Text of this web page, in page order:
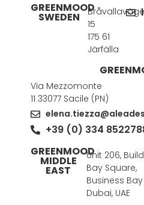
GREENMOOD
SWEDEN
15
175 61
Järfälla
Via Mezzomonte
11 33077 Sacile (PN)
+39 (0) 334
GREENMOOD
MIDDLE
EAST
Unit 206,
Bay Square,
Business Bay
Dubai, UAE